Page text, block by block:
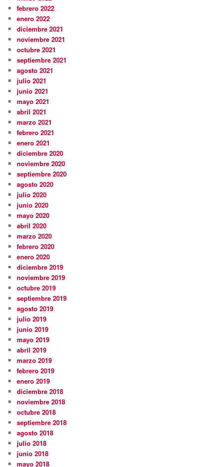
febrero 2022
enero 2022
diciembre 2021
noviembre 2021
octubre 2021
septiembre 2021
agosto 2021
julio 2021
junio 2021
mayo 2021
abril 2021
marzo 2021
febrero 2021
enero 2021
diciembre 2020
noviembre 2020
septiembre 2020
agosto 2020
julio 2020
junio 2020
mayo 2020
abril 2020
marzo 2020
febrero 2020
enero 2020
diciembre 2019
noviembre 2019
octubre 2019
septiembre 2019
agosto 2019
julio 2019
junio 2019
mayo 2019
abril 2019
marzo 2019
febrero 2019
enero 2019
diciembre 2018
noviembre 2018
octubre 2018
septiembre 2018
agosto 2018
julio 2018
junio 2018
mayo 2018